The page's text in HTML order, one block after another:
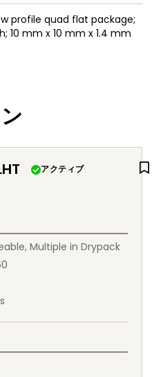
profile quad flat package;
10 mm x 10 mm x 1.4 mm
アクティブ
Multiple in Drypack